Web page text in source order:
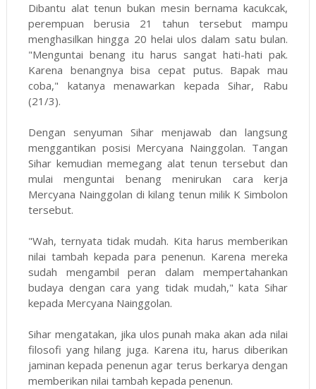
Dibantu alat tenun bukan mesin bernama kacukcak,
perempuan berusia 21 tahun tersebut mampu
menghasilkan hingga 20 helai ulos dalam satu bulan.
"Menguntai benang itu harus sangat hati-hati pak.
Karena benangnya bisa cepat putus. Bapak mau
coba," katanya menawarkan kepada Sihar, Rabu
(21/3).
Dengan senyuman Sihar menjawab dan langsung
menggantikan posisi Mercyana Nainggolan. Tangan
Sihar kemudian memegang alat tenun tersebut dan
mulai menguntai benang menirukan cara kerja
Mercyana Nainggolan di kilang tenun milik K Simbolon
tersebut.
"Wah, ternyata tidak mudah. Kita harus memberikan
nilai tambah kepada para penenun. Karena mereka
sudah mengambil peran dalam mempertahankan
budaya dengan cara yang tidak mudah," kata Sihar
kepada Mercyana Nainggolan.
Sihar mengatakan, jika ulos punah maka akan ada nilai
filosofi yang hilang juga. Karena itu, harus diberikan
jaminan kepada penenun agar terus berkarya dengan
memberikan nilai tambah kepada penenun.